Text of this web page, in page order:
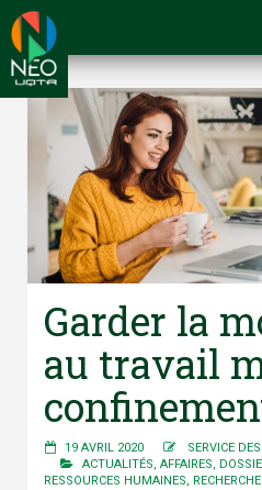
Garder la
au travail
19 AVRIL 2020
SERVICE
ACTUALITÉS, AFFAIRES,
RESSOURCES HUMAINES, RECHERCHE